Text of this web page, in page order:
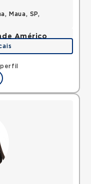
Maua, SP,
Américo
Sao Bernardo do